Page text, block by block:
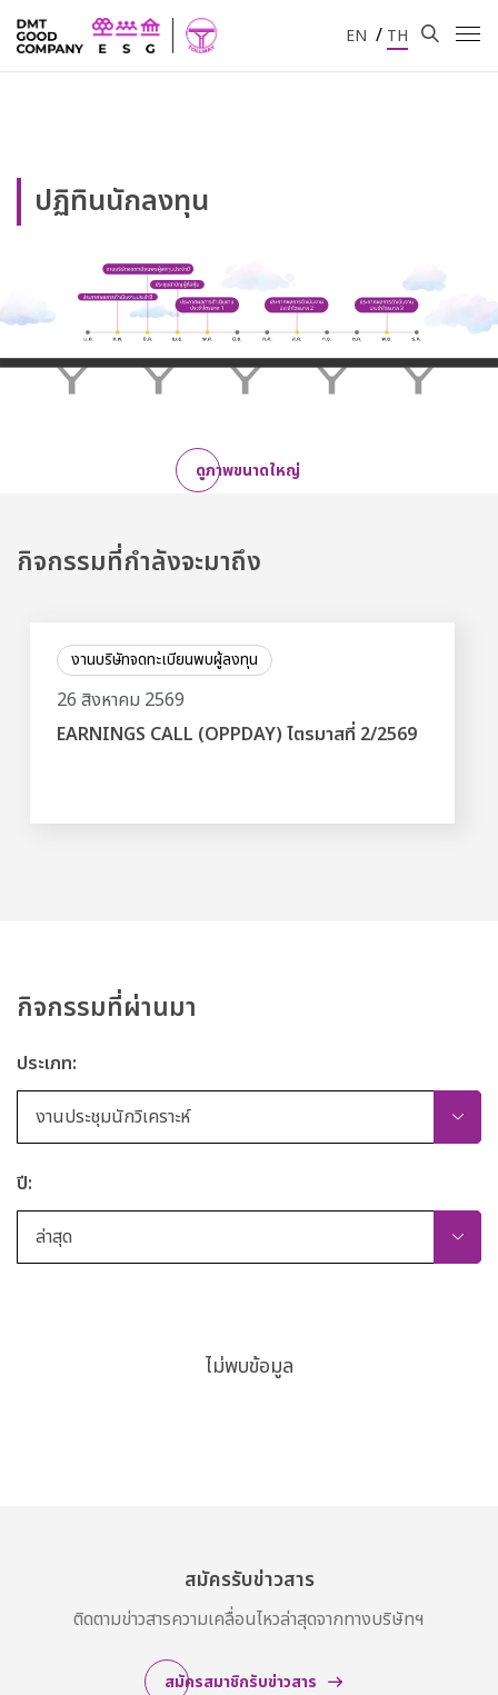
EN / TH
ปฏิทินนักลงทุน
ดูภาพขนาดใหญ่
กิจกรรมที่กำลังจะมาถึง
งานบริษัทจดทะเบียนพบผู้ลงทุน
26 สิงหาคม 2569
EARNINGS CALL (OPPDAY) ไตรมาสที่ 2/2569
กิจกรรมที่ผ่านมา
ประเภท:
งานประชุมนักวิเคราะห์
ปี:
ล่าสุด
ไม่พบข้อมูล
สมัครรับข่าวสาร
ติดตามข่าวสารความเคลื่อนไหวล่าสุดจากทางบริษัทฯ
สมัครสมาชิกรับข่าวสาร